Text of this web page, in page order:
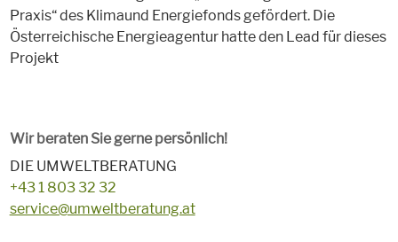
Praxis“ des Klimaund Energiefonds gefördert. Die
Österreichische Energieagentur hatte den Lead für dieses
Projekt
Wir beraten Sie gerne persönlich!
DIE UMWELTBERATUNG
+43 1 803 32 32
service@umweltberatung.at